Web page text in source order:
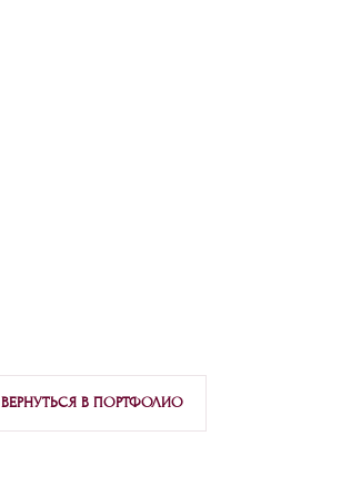
ВЕРНУТЬСЯ В ПОРТФОЛИО